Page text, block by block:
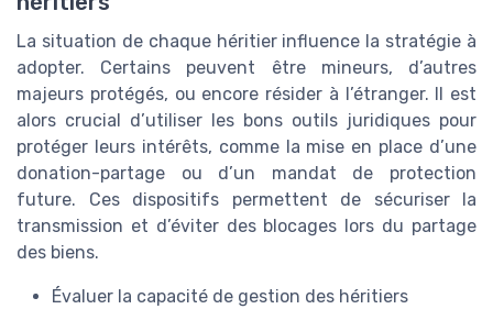
La situation de chaque héritier influence la stratégie à
adopter. Certains peuvent être mineurs, d’autres
majeurs protégés, ou encore résider à l’étranger. Il est
alors crucial d’utiliser les bons outils juridiques pour
protéger leurs intérêts, comme la mise en place d’une
donation-partage ou d’un mandat de protection
future. Ces dispositifs permettent de sécuriser la
transmission et d’éviter des blocages lors du partage
des biens.
Évaluer la capacité de gestion des héritiers